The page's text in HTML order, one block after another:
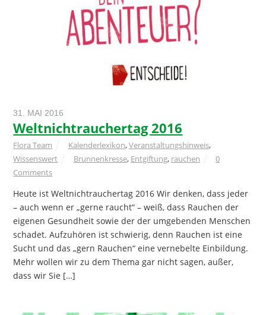
31. MAI 2016
Weltnichtrauchertag 2016
Flora Team Kalenderlexikon,Veranstaltungshinweis,
Wissenswert
Brunnenkresse, Entgiftung, rauchen
0
Comments
Heute ist Weltnichtrauchertag 2016 Wir denken, dass jeder
– auch wenn er „gerne raucht“ – weiß, dass Rauchen der
eigenen Gesundheit sowie der der umgebenden Menschen
schadet. Aufzuhören ist schwierig, denn Rauchen ist eine
Sucht und das „gern Rauchen“ eine vernebelte Einbildung.
Mehr wollen wir zu dem Thema gar nicht sagen, außer,
dass wir Sie […]